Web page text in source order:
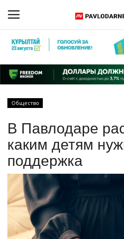
Главная
ПАВЛОДАРСКАЯ ОБЛАСТЬ
КАЗАХСТАН
МИР
СПЕЦПРОЕКТЫ
Общество
В Павлодаре
каким детям
поддержка